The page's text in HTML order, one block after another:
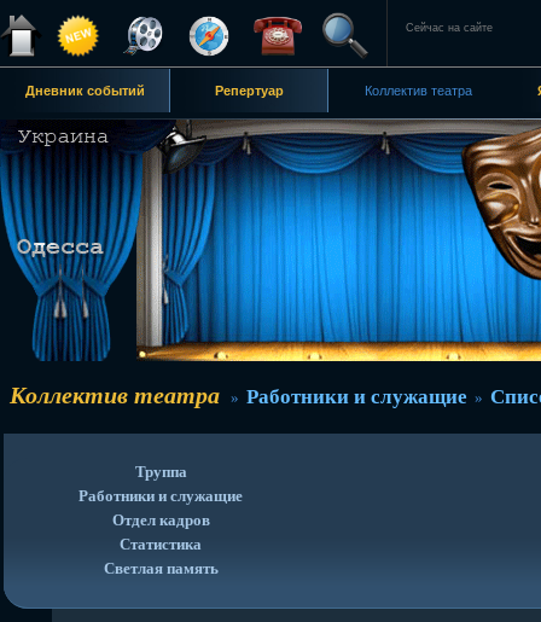
Сейчас на сайте
Дневник событий Репертуар Коллектив театра
Коллектив театра » Работники и служащие »
Труппа
Работники и служащие
Отдел кадров
Статистика
Светлая память